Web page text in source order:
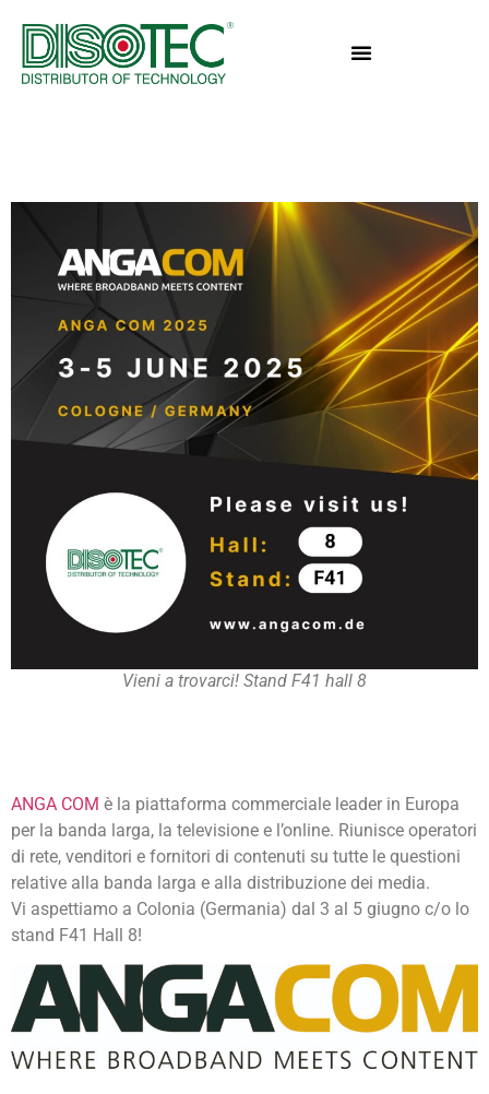
Vieni a trovarci! Stand F41 hall 8
ANGA COM è la piattaforma commerciale leader in Europa
per la banda larga, la televisione e l’online. Riunisce operatori
di rete, venditori e fornitori di contenuti su tutte le questioni
relative alla banda larga e alla distribuzione dei media.
Vi aspettiamo a Colonia (Germania) dal 3 al 5 giugno c/o lo
stand F41 Hall 8!